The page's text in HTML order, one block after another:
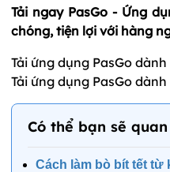
Tải ngay PasGo - Ứng
chóng, tiện lợi với hàng
Tải ứng dụng PasGo dành
Tải ứng dụng PasGo
Có thể bạn sẽ
Cách làm bò bít tết từ